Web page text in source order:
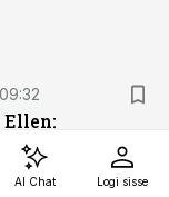
usaldavad
rohkem kui
AI Chat Logi sisse